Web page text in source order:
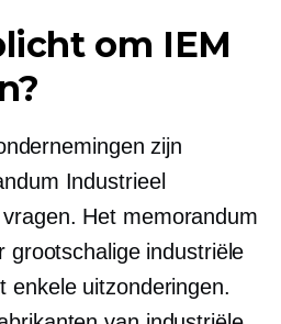
om IEM
zijn
Industrieel
Het memorandum
grootschalige industriële
enkele uitzonderingen.